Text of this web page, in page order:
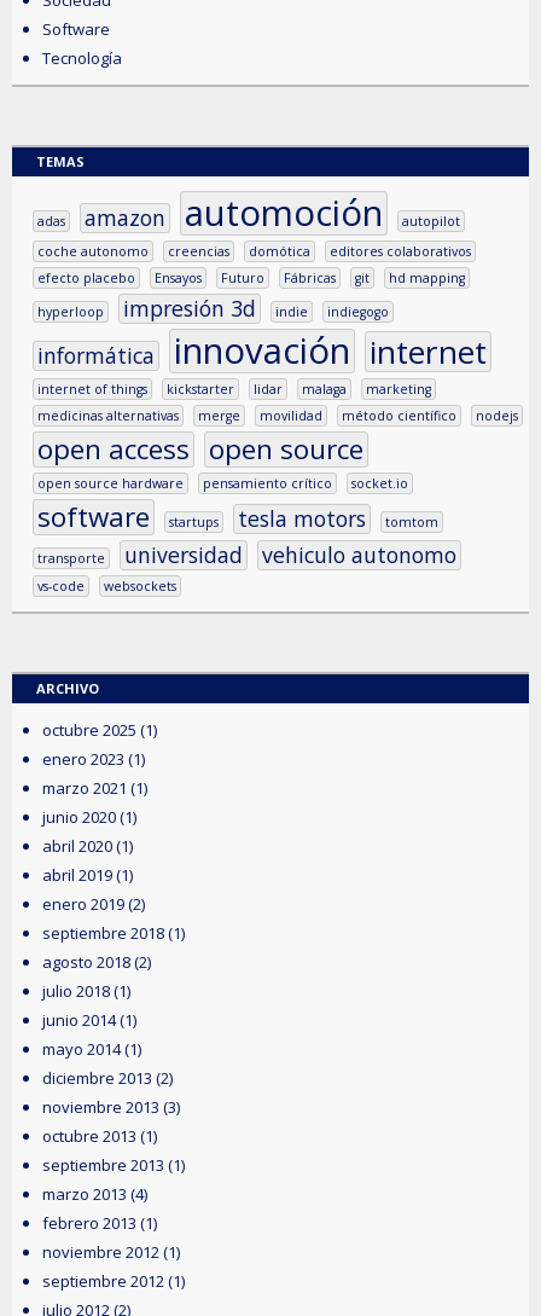
Software
Tecnología
TEMAS
adas amazon automoción
autopilot
coche autonomo
creencias domótica
editores colaborativos
efecto placebo
Ensayos Futuro Fábricas git
hd mapping
hyperloop
impresión 3d indie indiegogo
informática innovación internet
internet of things kickstarter lidar malaga
marketing
medicinas alternativas
merge movilidad método científico nodejs
open access open source
open source hardware pensamiento crítico socket.io
software startups tesla motors tomtom
transporte universidad vehiculo autonomo
vs-code websockets
ARCHIVO
octubre 2025 (1)
enero 2023 (1)
marzo 2021 (1)
junio 2020(1)
abril 2020(1)
abril 2019(1)
enero 2019(2)
septiembre 2018(1)
agosto 2018(2)
julio 2018(1)
junio 2014(1)
mayo 2014(1)
diciembre 2013 (2)
noviembre 2013 (3)
octubre 2013 (1)
septiembre 2013 (1)
marzo 2013 (4)
febrero 2013 (1)
noviembre 2012(1)
septiembre 2012(1)
julio 2012(2)